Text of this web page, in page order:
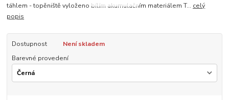
táhlem - topěniště vyloženo bílím akumulačním materiálem T... celý
popis
Dostupnost
Není skladem
Barevné provedení